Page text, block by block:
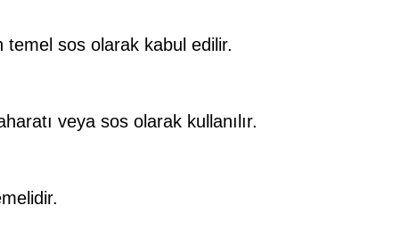
temel sos olarak kabul edilir.
veya sos olarak kullanılır.